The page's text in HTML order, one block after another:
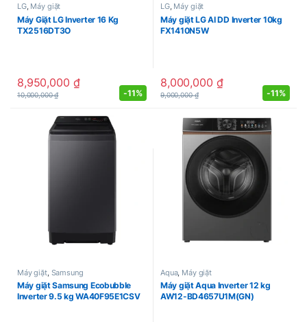
LG, Máy giặt
Máy Giặt LG Inverter 16 Kg
TX2516DT3O
8,950,000 ₫
10,000,000₫ -11%
LG, Máy giặt
Máy giặt LG AI DD Inverter 10kg
FX1410N5W
8,000,000 ₫
9,000,000₫ -11%
Máy giặt, Samsung
Máy giặt Samsung Ecobubble
Inverter 9.5 kg WA40F95E1CSV
Aqua, Máy giặt
Máy giặt Aqua Inverter 12 kg
AW12-BD4657U1M(GN)